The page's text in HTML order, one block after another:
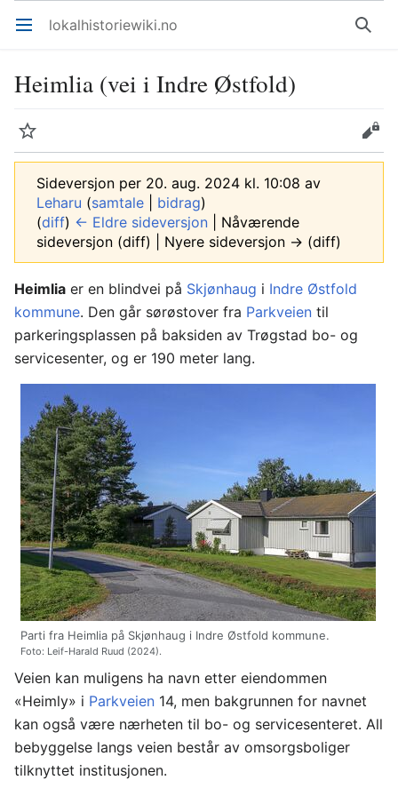
Åpne hovedmenyen lokalhistoriewiki.no Søk
Heimlia (vei i Indre Østfold)
Overvåk Rediger
Sideversjon per 20. aug. 2024 kl. 10:08 av
Leharu (samtale bidrag)
(diff) ← Eldre sideversjon | Nåværende
sideversjon (diff) | Nyere sideversjon → (diff)
Heimlia er en blindvei på Skjønhaug i Indre Østfold
kommune. Den går sørøstover fra Parkveien til
parkeringsplassen på baksiden av Trøgstad bo- og
servicesenter, og er 190 meter lang.
Parti fra Heimlia på Skjønhaug i Indre Østfold kommune.
Foto: Leif-Harald Ruud (2024).
Veien kan muligens ha navn etter eiendommen
«Heimly» i Parkveien 14, men bakgrunnen for navnet
kan også være nærheten til bo- og servicesenteret. All
bebyggelse langs veien består av omsorgsboliger
tilknyttet institusjonen.